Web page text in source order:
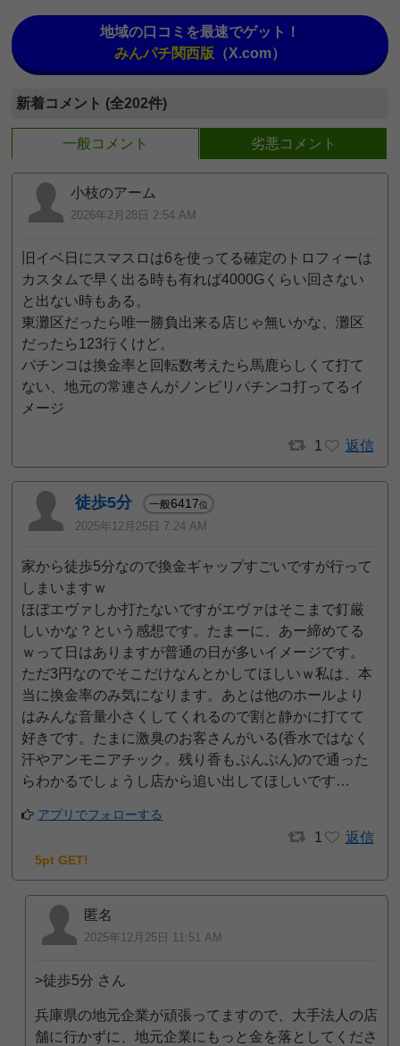
地域の口コミを最速でゲット！
みんパチ関西版 （X.com）
新着コメント (全202件)
一般コメント 劣悪コメント
小枝のアーム
2026年2月28日 2:54 AM
旧イベ日にスマスロは6を使ってる確定のトロフィーは
カスタムで早く出る時も有れば4000Gくらい回さない
と出ない時もある。
東灘区だったら唯一勝負出来る店じゃ無いかな、灘区
だったら123行くけど。
パチンコは換金率と回転数考えたら馬鹿らしくて打て
ない、地元の常連さんがノンビリパチンコ打ってるイ
メージ
1 返信
徒歩5分 一般6417位
2025年12月25日 7:24 AM
家から徒歩5分なので換金ギャップすごいですが行って
しまいますｗ
ほぼエヴァしか打たないですがエヴァはそこまで釘厳
しいかな？という感想です。たまーに、あー締めてる
ｗって日はありますが普通の日が多いイメージです。
ただ3円なのでそこだけなんとかしてほしいｗ私は、本
当に換金率のみ気になります。あとは他のホールより
はみんな音量小さくしてくれるので割と静かに打てて
好きです。たまに激臭のお客さんがいる(香水ではなく
汗やアンモニアチック。残り香もぷんぷん)ので通った
らわかるでしょうし店から追い出してほしいです…
アプリでフォローする
1 返信
5pt GET!
匿名
2025年12月25日 11:51 AM
>徒歩5分 さん
兵庫県の地元企業が頑張ってますので、大手法人の店
舗に行かずに、地元企業にもっと金を落としてくださ